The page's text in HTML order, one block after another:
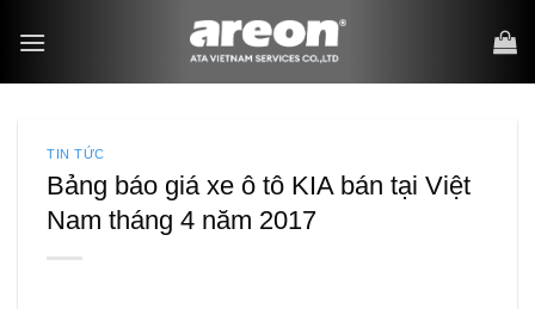
qua
TIN TỨC
Bảng báo giá xe ô tô KIA bán tại Việt
Nam tháng 4 năm 2017